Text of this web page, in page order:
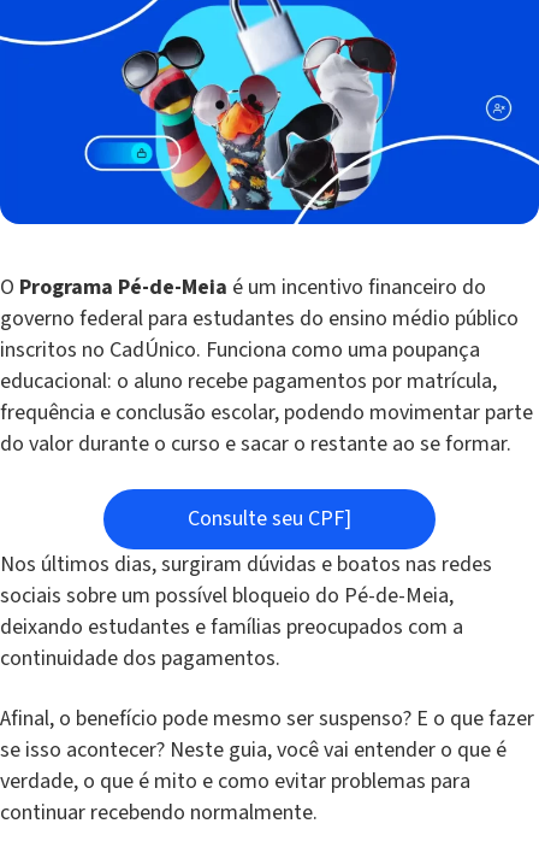
O Programa Pé-de-Meia é um incentivo financeiro do
governo federal para estudantes do ensino médio público
inscritos no CadÚnico. Funciona como uma poupança
educacional: o aluno recebe pagamentos por matrícula,
frequência e conclusão escolar, podendo movimentar parte
do valor durante o curso e sacar o restante ao se formar.
Consulte seu CPF]
Nos últimos dias, surgiram dúvidas e boatos nas redes
sociais sobre um possível bloqueio do Pé-de-Meia,
deixando estudantes e famílias preocupados com a
continuidade dos pagamentos.
Afinal, o benefício pode mesmo ser suspenso? E o que fazer
se isso acontecer? Neste guia, você vai entender o que é
verdade, o que é mito e como evitar problemas para
continuar recebendo normalmente.